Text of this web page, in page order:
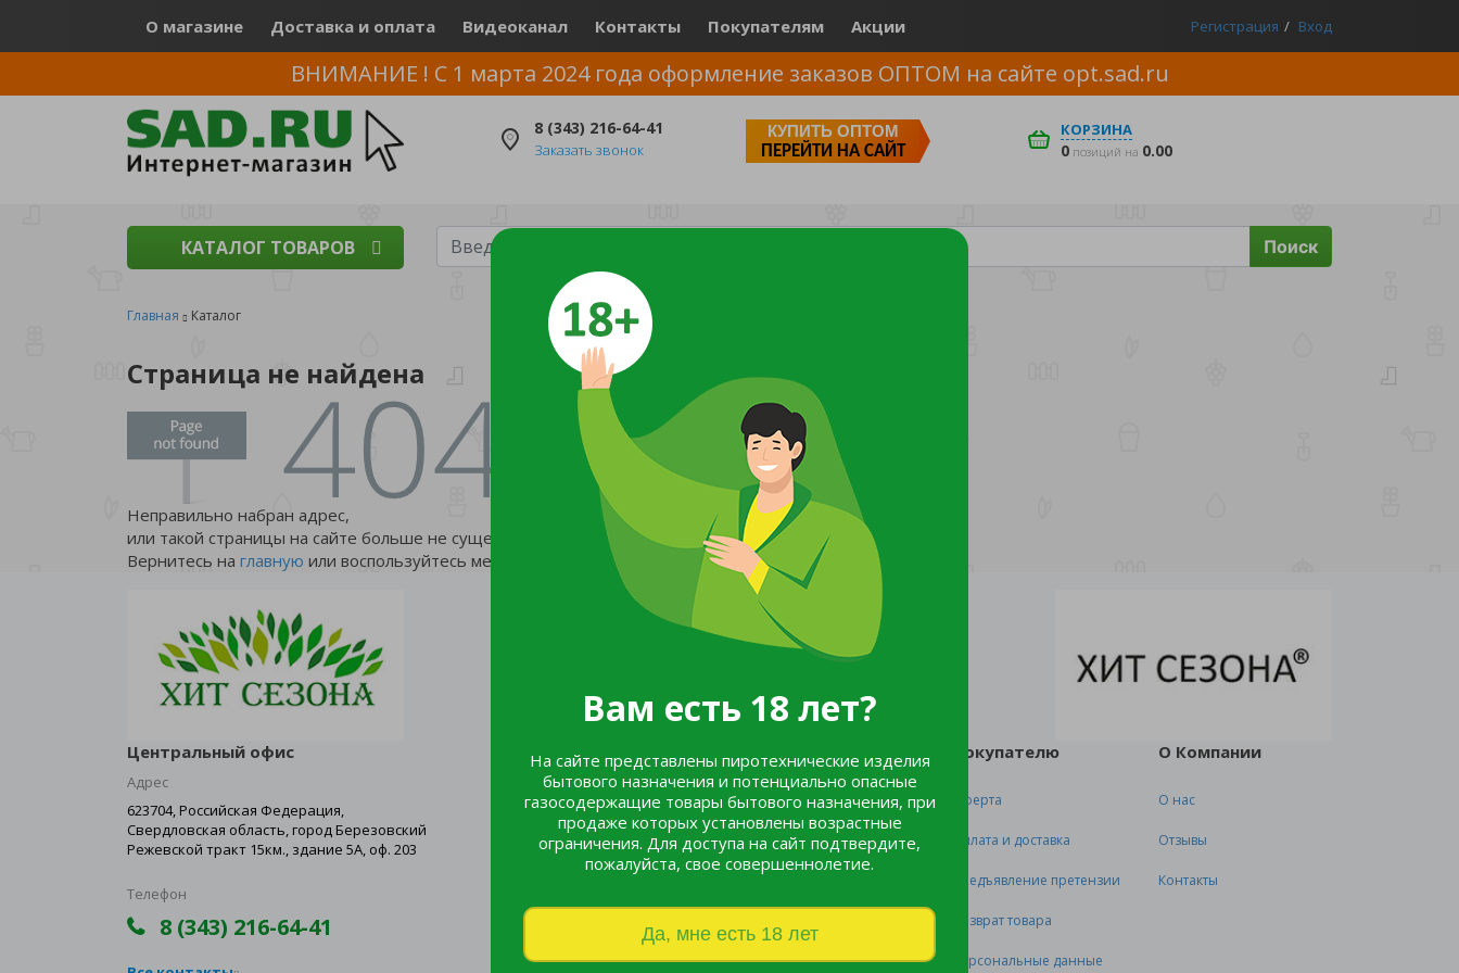
Вам есть 18 лет?
На сайте представлены пиротехнические изделия
бытового назначения и потенциально опасные
газосодержащие товары бытового назначения, при
продаже которых установлены возрастные
ограничения. Для доступа на сайт подтвердите,
пожалуйста, свое совершеннолетие.
Да, мне есть 18 лет
О магазине Доставка и оплата Видеоканал Контакты Покупателям Акции Регистрация Вход
ВНИМАНИЕ ! С 1 марта 2024 года оформление заказов ОПТОМ на сайте opt.sad.ru
8 (343) 216-64-41
Заказать звонок
КУПИТЬ ОПТОМ
ПЕРЕЙТИ НА САЙТ
КОРЗИНА
0 позиций на 0.00
КАТАЛОГ ТОВАРОВ Поиск
Главная Каталог
Страница не найдена
Неправильно набран адрес,
или такой страницы на сайте больше не существует.
Вернитесь на главную или воспользуйтесь меню сайта.
Мы в соцсетях:
Центральный офис
Адрес
623704, Российская Федерация,
Свердловская область, город Березовский
Режевской тракт 15км., здание 5А, оф. 203
Телефон
8 (343) 216-64-41
Все товары
Listok
Новинки
Покупателю
Оферта
Оплата и доставка
Предъявление претензии
Возврат товара
Персональные данные
О Компании
О нас
Отзывы
Контакты